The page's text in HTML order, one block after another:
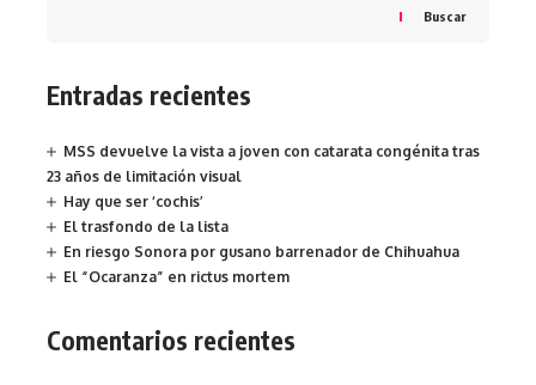
Buscar
Entradas recientes
MSS devuelve la vista a joven con catarata congénita tras
23 años de limitación visual
Hay que ser ‘cochis’
El trasfondo de la lista
En riesgo Sonora por gusano barrenador de Chihuahua
El “Ocaranza” en rictus mortem
Comentarios recientes